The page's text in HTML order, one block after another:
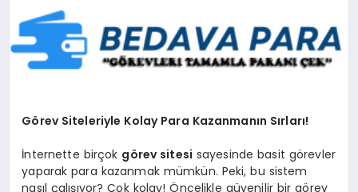
Görev Siteleriyle Kolay Para Kazanmanın Sırları!
İnternette birçok görev sitesi sayesinde basit görevler
yaparak para kazanmak mümkün. Peki, bu sistem
nasıl çalışıyor? Çok kolay! Öncelikle güvenilir bir görev